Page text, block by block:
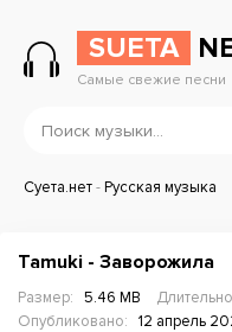
SUETA
Самые свежие песни
Суета.нет-Русская музыка
Tamuki - Заворожила
Размер: 5.46 MB
Опубликовано:
12 апрель